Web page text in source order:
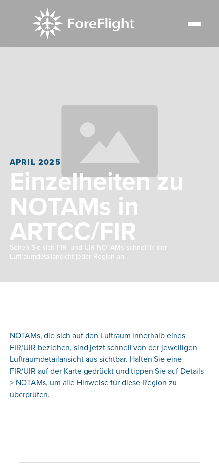
APRIL 2025
Einzelheiten zu
NOTAMs in
ARTCC/FIR
Sehen Sie sich FIR- und UIR-NOTAMs schnell in der
Luftraumdetailansicht jeder Region an.
NOTAMs, die sich auf den Luftraum innerhalb eines
FIR/UIR beziehen, sind jetzt schnell von der jeweiligen
Luftraumdetailansicht aus sichtbar. Halten Sie eine
FIR/UIR auf der Karte gedrückt und tippen Sie auf Details
> NOTAMs, um alle Hinweise für diese Region zu
überprüfen.